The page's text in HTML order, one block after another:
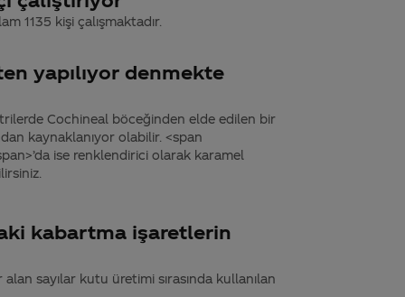
1135 kişi çalışmaktadır.
yapılıyor denmekte
Cochineal böceğinden elde edilen bir
kaynaklanıyor olabilir. <span
ise renklendirici olarak karamel
kabartma işaretlerin
sayılar kutu üretimi sırasında kullanılan